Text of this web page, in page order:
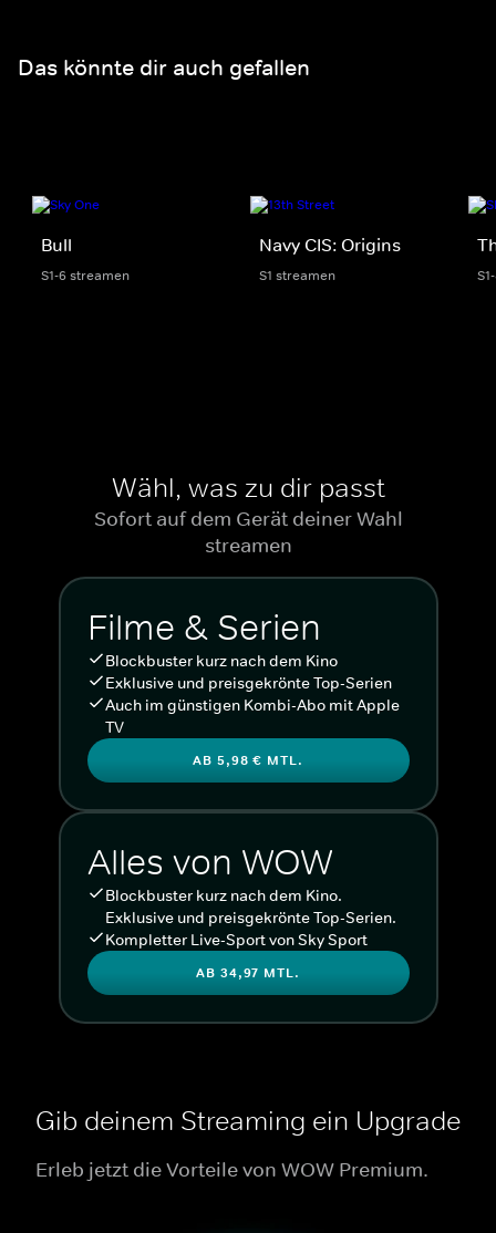
Das könnte dir auch gefallen
Bull
S1-6 streamen
Navy CIS: Origins
S1 streamen
Wähl, was zu dir passt
Sofort auf dem Gerät deiner Wahl
streamen
Filme & Serien
Blockbuster kurz nach dem Kino
Exklusive und preisgekrönte Top-Serien
Auch im günstigen Kombi-Abo mit Apple
TV
AB 5,98 € MTL.
Alles von WOW
Blockbuster kurz nach dem Kino.
Exklusive und preisgekrönte Top-Serien.
Kompletter Live-Sport von Sky Sport
AB 34,97 MTL.
Gib deinem Streaming ein Upgrade
Erleb jetzt die Vorteile von WOW Premium.